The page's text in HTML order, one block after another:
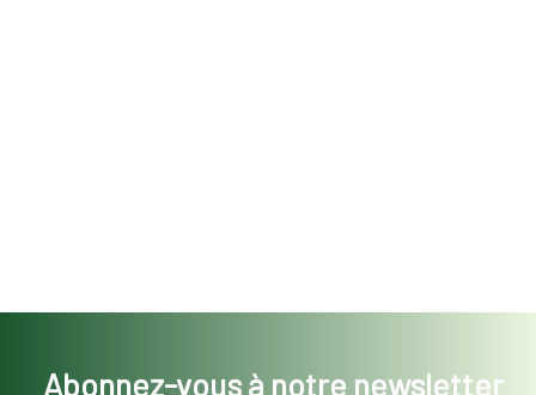
Abonnez-vous à notre newsletter